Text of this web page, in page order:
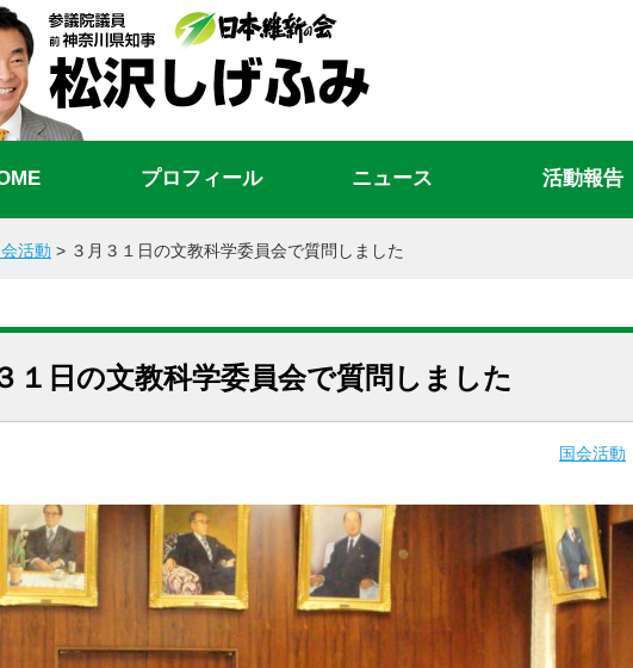
プロフィール ニュース 活動報告
活動 > ３月３１日の文教科学委員会で質問しました
１日の文教科学委員会で質問しました
国会活動